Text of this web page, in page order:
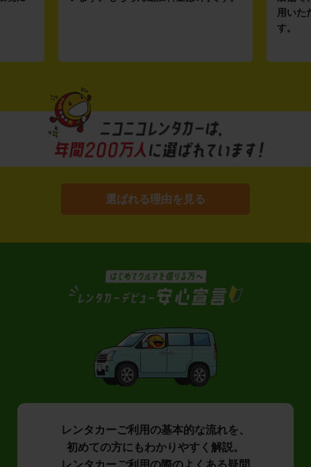
用いた
す。
選ばれる理由を見る
レンタカーご利用の基本的な流れを、
初めての方にもわかりやすく解説。
レンタカーご利用の際のよくある疑問